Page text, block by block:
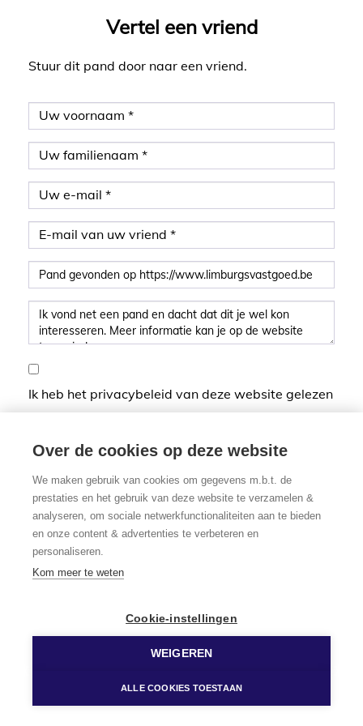
Vertel een vriend
Stuur dit pand door naar een vriend.
Ik heb het privacybeleid van deze website gelezen
*Verplicht in te vullen
Over de cookies op deze website
We maken gebruik van cookies om gegevens m.b.t. de
prestaties en het gebruik van deze website te verzamelen &
analyseren, om sociale netwerkfunctionaliteiten aan te bieden
en onze content & advertenties te verbeteren en
personaliseren.
Kom meer te weten
Cookie-instellingen
WEIGEREN
ALLE COOKIES TOESTAAN